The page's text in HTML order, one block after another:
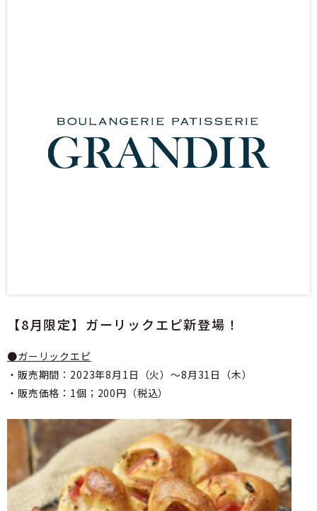
【8月限定】ガーリックエピ新登場！
●ガーリックエピ
・販売期間：2023年8⽉1⽇（火）〜8⽉31⽇（木）
・販売価格：1個；200円（税込）